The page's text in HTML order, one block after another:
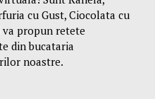
cu Gust, Ciocolata cu
va propun retete
din bucataria
noastre.